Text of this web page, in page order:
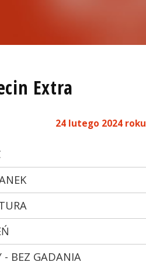
Extra
24 lutego 2024 roku
- BEZ GADANIA